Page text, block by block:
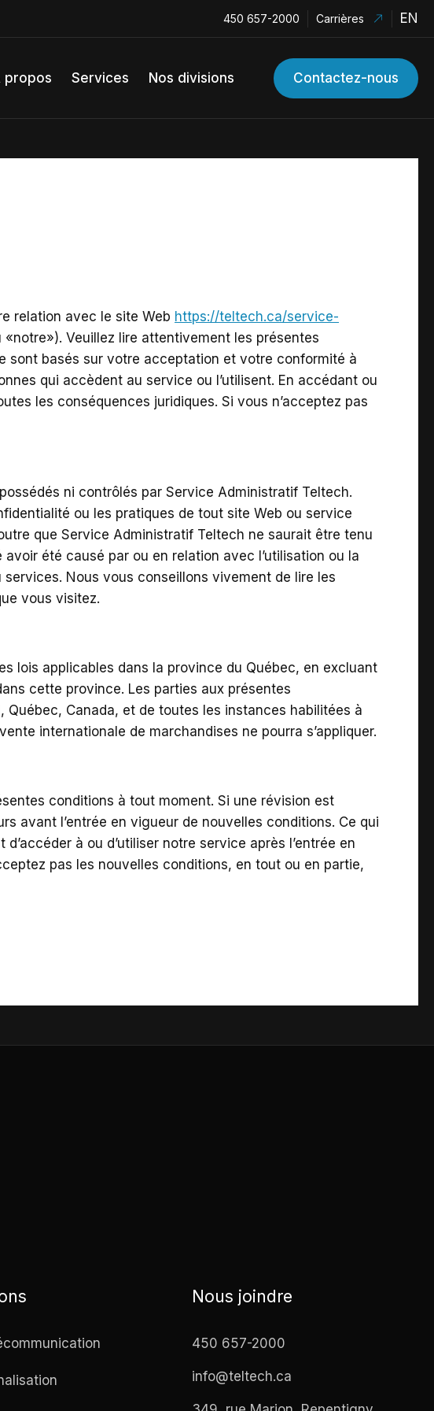
450 657-2000 Carrières EN
propos Services Nos divisions Contactez-nous
relation avec le site Web https://teltech.ca/service-
Veuillez lire attentivement les présentes
sont basés sur votre acceptation et votre conformité à
qui accèdent au service ou l’utilisent. En accédant ou
les conséquences juridiques. Si vous n’acceptez pas
ni contrôlés par Service Administratif Teltech.
ou les pratiques de tout site Web ou service
que Service Administratif Teltech ne saurait être tenu
été causé par ou en relation avec l’utilisation ou la
Nous vous conseillons vivement de lire les
vous visitez.
lois applicables dans la province du Québec, en excluant
cette province. Les parties aux présentes
Canada, et de toutes les instances habilitées à
internationale de marchandises ne pourra s’appliquer.
conditions à tout moment. Si une révision est
avant l’entrée en vigueur de nouvelles conditions. Ce qui
à ou d’utiliser notre service après l’entrée en
pas les nouvelles conditions, en tout ou en partie,
Nous joindre
450 657-2000
info@teltech.ca